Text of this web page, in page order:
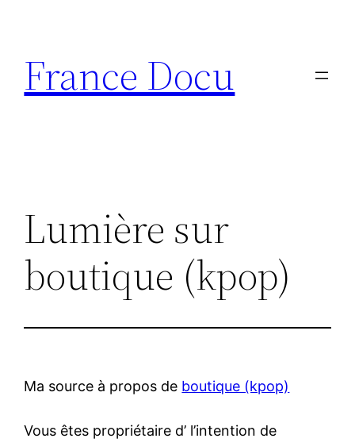
contenu
France Docu
Lumière sur
boutique (kpop)
Ma source à propos de boutique (kpop)
Vous êtes propriétaire d’ l’intention de